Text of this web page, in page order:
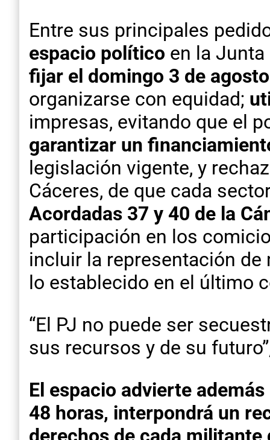
Entre sus principales
espacio político en la
fijar el domingo 3 de agosto
organizarse con equidad;
impresas, evitando que el
garantizar un
legislación vigente, y
Cáceres, de que cada
Acordadas 37 y 40 de la
participación en los
incluir la representación
lo establecido en el último
“El PJ no puede ser
sus recursos y de su
El espacio advierte
48 horas, interpondrá un